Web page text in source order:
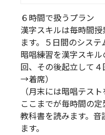
６時間で扱うプラン
漢字スキルは毎時間
ます。５日間のシステ
暗唱練習を漢字スキ
回、その後起立して
→着席）
（月末には暗唱テスト
ここまでが毎時間の定
教科書を読みます。
ます。